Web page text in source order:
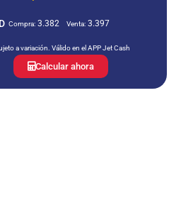
Compra: 3.382 Venta: 3.397
a variación. Válido en el APP Jet Cash
Calcular ahora